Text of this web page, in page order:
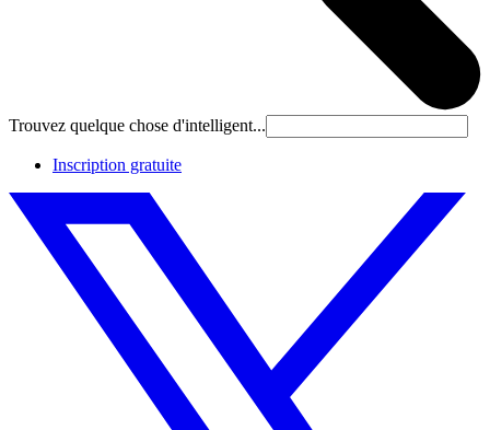
Trouvez quelque chose d'intelligent...
Inscription gratuite